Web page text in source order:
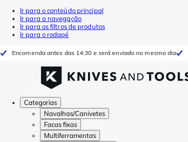
Ir para o conteúdo principal
Ir para a navegação
Ir para os filtros de produtos
Ir para o rodapé
Encomenda antes das 14:30 e será enviado no mesmo dia
Categorias
Navalhas/Canivetes
Facas fixas
Multiferramentas